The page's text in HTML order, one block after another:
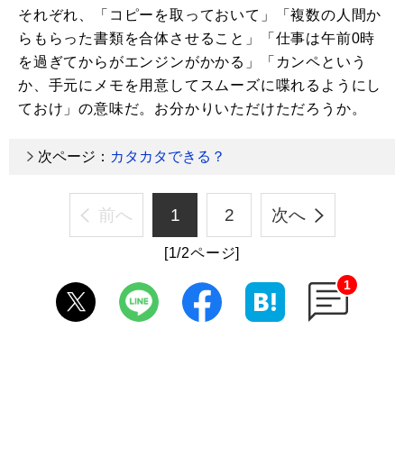
それぞれ、「コピーを取っておいて」「複数の人間か
らもらった書類を合体させること」「仕事は午前0時
を過ぎてからがエンジンがかかる」「カンペという
か、手元にメモを用意してスムーズに喋れるようにし
ておけ」の意味だ。お分かりいただけただろうか。
次ページ： カタカタできる？
前へ 1 2 次へ
[1/2ページ]
1